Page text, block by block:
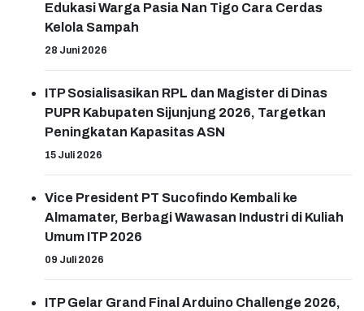
Edukasi Warga Pasia Nan Tigo Cara Cerdas
Kelola Sampah
28 Juni 2026
ITP Sosialisasikan RPL dan Magister di Dinas
PUPR Kabupaten Sijunjung 2026, Targetkan
Peningkatan Kapasitas ASN
15 Juli 2026
Vice President PT Sucofindo Kembali ke
Almamater, Berbagi Wawasan Industri di Kuliah
Umum ITP 2026
09 Juli 2026
ITP Gelar Grand Final Arduino Challenge 2026,